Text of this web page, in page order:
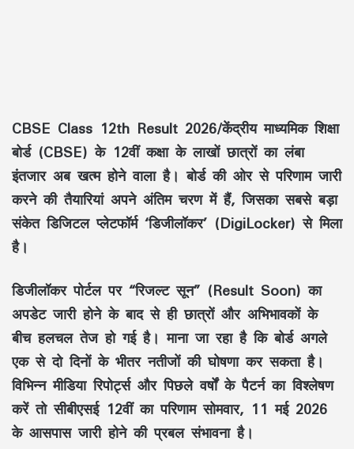
CBSE Class 12th Result 2026/केंद्रीय माध्यमिक शिक्षा
बोर्ड (CBSE) के 12वीं कक्षा के लाखों छात्रों का लंबा
इंतजार अब खत्म होने वाला है। बोर्ड की ओर से परिणाम जारी
करने की तैयारियां अपने अंतिम चरण में हैं, जिसका सबसे बड़ा
संकेत डिजिटल प्लेटफॉर्म ‘डिजीलॉकर’ (DigiLocker) से मिला
है।
डिजीलॉकर पोर्टल पर “रिजल्ट सून” (Result Soon) का
अपडेट जारी होने के बाद से ही छात्रों और अभिभावकों के
बीच हलचल तेज हो गई है। माना जा रहा है कि बोर्ड अगले
एक से दो दिनों के भीतर नतीजों की घोषणा कर सकता है।
विभिन्न मीडिया रिपोर्ट्स और पिछले वर्षों के पैटर्न का विश्लेषण
करें तो सीबीएसई 12वीं का परिणाम सोमवार, 11 मई 2026
के आसपास जारी होने की प्रबल संभावना है।